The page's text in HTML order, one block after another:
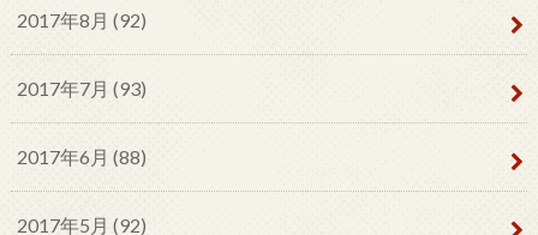
2017年8月 (92)
2017年7月 (93)
2017年6月 (88)
2017年5月 (92)